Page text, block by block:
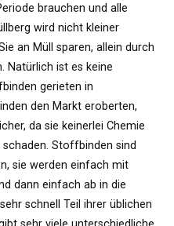
brauchen und alle
wird nicht kleiner
an Müll sparen, allein durch
Natürlich ist es keine
gerieten in
den Markt eroberten,
da sie keinerlei Chemie
Stoffbinden sind
sie werden einfach mit
dann einfach ab in die
schnell Teil ihrer üblichen